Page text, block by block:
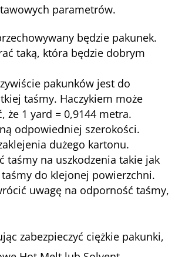
parametrów.
będzie pakunek.
taką, która będzie dobrym
pakunków jest do
taśmy. Haczykiem może
że 1 yard = 0,9144 metra.
odpowiedniej szerokości.
dużego kartonu.
taśmy na uszkodzenia takie jak
do klejonej powierzchni.
uwagę na odporność taśmy,
zabezpieczyć ciężkie pakunki,